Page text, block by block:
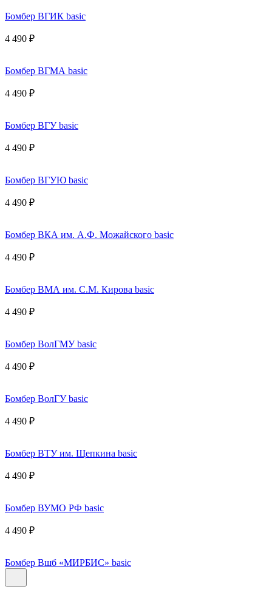
Бомбер ВГИК basic
4 490 ₽
Бомбер ВГМА basic
4 490 ₽
Бомбер ВГУ basic
4 490 ₽
Бомбер ВГУЮ basic
4 490 ₽
Бомбер ВКА им. А.Ф. Можайского basic
4 490 ₽
Бомбер ВМА им. С.М. Кирова basic
4 490 ₽
Бомбер ВолГМУ basic
4 490 ₽
Бомбер ВолГУ basic
4 490 ₽
Бомбер ВТУ им. Щепкина basic
4 490 ₽
Бомбер ВУМО РФ basic
4 490 ₽
Бомбер Вшб «МИРБИС» basic